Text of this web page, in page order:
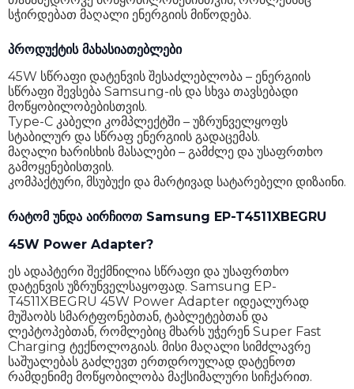
სჭირდებათ მაღალი ენერგიის მიწოდება.
პროდუქტის მახასიათებლები
45W სწრაფი დატენვის შესაძლებლობა – ენერგიის
სწრაფი შევსება Samsung-ის და სხვა თავსებადი
მოწყობილობებისთვის.
Type-C კაბელი კომპლექტში – უზრუნველყოფს
სტაბილურ და სწრაფ ენერგიის გადაცემას.
მაღალი ხარისხის მასალები – გამძლე და უსაფრთხო
გამოყენებისთვის.
კომპაქტური, მსუბუქი და მარტივად სატარებელი დიზაინი.
რატომ უნდა აირჩიოთ Samsung EP-T4511XBEGRU
45W Power Adapter?
ეს ადაპტერი შექმნილია სწრაფი და უსაფრთხო
დატენვის უზრუნველსაყოფად. Samsung EP-
T4511XBEGRU 45W Power Adapter იდეალურად
მუშაობს სმარტფონებთან, ტაბლეტებთან და
ლეპტოპებთან, რომლებიც მხარს უჭერენ Super Fast
Charging ტექნოლოგიას. მისი მაღალი სიმძლავრე
საშუალებას გაძლევთ ერთდროულად დატენოთ
რამდენიმე მოწყობილობა მაქსიმალური სიჩქარით.